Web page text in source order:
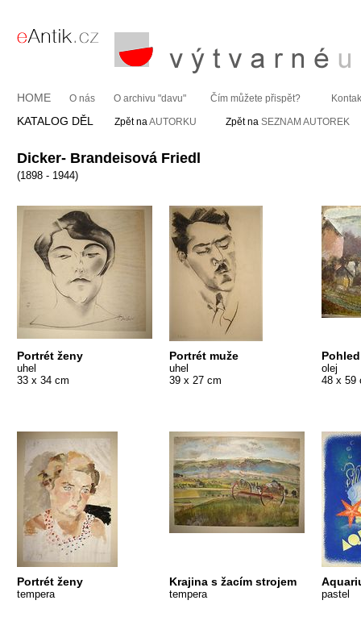
HOME O nás O archivu "davu" Čím můžete přispět?
KATALOG DĚL Zpět naAUTORKU Zpět na SEZNAM AUTOREK
Dicker- Brandeisová Friedl
(1898 - 1944)
Portrét ženy
uhel
33 x 34 cm
Portrét muže
uhel
39 x 27 cm
olej
48 x 59
Portrét ženy
tempera
Krajina s žacím strojem
tempera pastel